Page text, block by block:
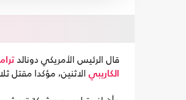
قال الرئيس الأمريكي دونالد
الكاريبي الاثنين، مؤكدا مقتل